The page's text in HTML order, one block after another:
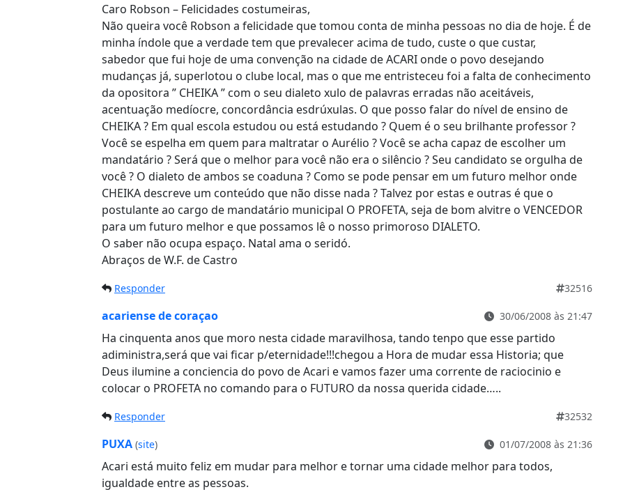
Caro Robson – Felicidades costumeiras,
Não queira você Robson a felicidade que tomou conta de minha pessoas no dia de hoje. É de
minha índole que a verdade tem que prevalecer acima de tudo, custe o que custar,
sabedor que fui hoje de uma convenção na cidade de ACARI onde o povo desejando
mudanças já, superlotou o clube local, mas o que me entristeceu foi a falta de conhecimento
da opositora ” CHEIKA ” com o seu dialeto xulo de palavras erradas não aceitáveis,
acentuação medíocre, concordância esdrúxulas. O que posso falar do nível de ensino de
CHEIKA ? Em qual escola estudou ou está estudando ? Quem é o seu brilhante professor ?
Você se espelha em quem para maltratar o Aurélio ? Você se acha capaz de escolher um
mandatário ? Será que o melhor para você não era o silêncio ? Seu candidato se orgulha de
você ? O dialeto de ambos se coaduna ? Como se pode pensar em um futuro melhor onde
CHEIKA descreve um conteúdo que não disse nada ? Talvez por estas e outras é que o
postulante ao cargo de mandatário municipal O PROFETA, seja de bom alvitre o VENCEDOR
para um futuro melhor e que possamos lê o nosso primoroso DIALETO.
O saber não ocupa espaço. Natal ama o seridó.
Abraços de W.F. de Castro
Responder 32516
acariense de coraçao 30/06/2008 às 21:47
Ha cinquenta anos que moro nesta cidade maravilhosa, tando tenpo que esse partido
adiministra,será que vai ficar p/eternidade!!!chegou a Hora de mudar essa Historia; que
Deus ilumine a conciencia do povo de Acari e vamos fazer uma corrente de raciocinio e
colocar o PROFETA no comando para o FUTURO da nossa querida cidade…..
Responder 32532
PUXA (site) 01/07/2008 às 21:36
Acari está muito feliz em mudar para melhor e tornar uma cidade melhor para todos,
igualdade entre as pessoas.